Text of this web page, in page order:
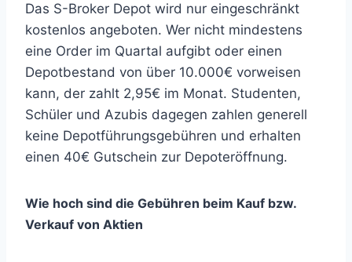
Das S-Broker Depot wird nur eingeschränkt
kostenlos angeboten. Wer nicht mindestens
eine Order im Quartal aufgibt oder einen
Depotbestand von über 10.000€ vorweisen
kann, der zahlt 2,95€ im Monat. Studenten,
Schüler und Azubis dagegen zahlen generell
keine Depotführungsgebühren und erhalten
einen 40€ Gutschein zur Depoteröffnung.
Wie hoch sind die Gebühren beim Kauf bzw.
Verkauf von Aktien